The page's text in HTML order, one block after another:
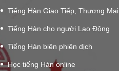
Tiếng Hàn Giao Tiếp, Thương Mại
Tiếng Hàn cho người Lao Động
Tiếng Hàn biên phiên dịch
Học tiếng Hàn online